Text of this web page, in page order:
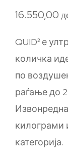
16.550,00
QUID² е
количка
по
раѓање до
килограми
категорија.